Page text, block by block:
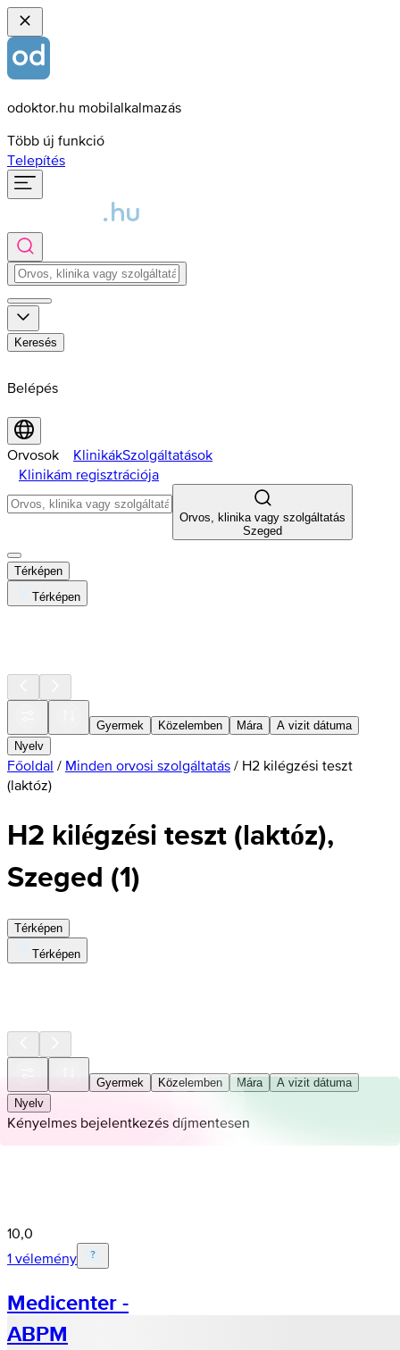
odoktor.hu mobilalkalmazás
Több új funkció
Telepítés
Keresés
Belépés
Orvosok KlinikákSzolgáltatások
Klinikám regisztrációja
Orvos, klinika vagy szolgáltatás
Szeged
Térképen
Térképen
Gyermek Közelemben Mára
A vizit dátuma
Nyelv
Főoldal / Minden orvosi szolgáltatás / H2 kilégzési teszt
(laktóz)
H2 kilégzési teszt (laktóz),
Szeged (1)
Térképen
Térképen
Gyermek Közelemben Mára
A vizit dátuma
Nyelv
Kényelmes bejelentkezés díjmentesen
10,0
1 vélemény
Medicenter -
ABPM